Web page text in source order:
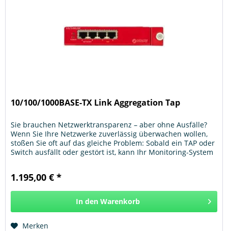
10/100/1000BASE-TX Link Aggregation Tap
Sie brauchen Netzwerktransparenz – aber ohne Ausfälle?
Wenn Sie Ihre Netzwerke zuverlässig überwachen wollen,
stoßen Sie oft auf das gleiche Problem: Sobald ein TAP oder
Switch ausfällt oder gestört ist, kann Ihr Monitoring-System
1.195,00 € *
In den Warenkorb
Merken